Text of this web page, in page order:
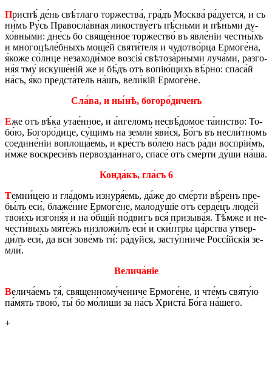
Приспѣ́ де́нь свѣ́т­ла­го тор­же­ства́, гра́дъ Мо­сква́ ра́дует­ся, и съ
ни́мъ Ру́сь Пра­во­сла́в­ная ли­ко­ству́­етъ пѣ́снь­ми и пѣ́нь­ми ду­
хо́в­ны­ми: дне́сь бо свяще́н­ное тор­же­ство́ въ явле́ніи чест­ны́хъ
и мно­го­цѣ­ле́б­ныхъ мо­ще́й святи́­теля и чу­до­тво́р­ца Ер­мо­ге́­на,
я́коже со́лн­це не­за­хо­ди́­мое возсія́ свѣ­то­за́р­ны­ми лу­ча́­ми, раз­го­
ня́я тму́ иску­ше́ній же и бѣ́дъ отъ во­пі­ю́­щихъ вѣ́р­но: спа­са́й
на́съ, я́ко пред­ста́­тель на́шъ, ве­ли́кій Ер­мо­ге́­не.
Сла́­ва, и ны́нѣ, бо­го­ро́­ди­ченъ
Еже отъ вѣ́ка ута­е́н­ное, и а́н­ге­ломъ не­свѣ́­до­мое та́­ин­ство: То­
бо́ю, Бо­го­ро́­ди­це, су́­щимъ на зе­мли́ яви́ся, Бо́гъ въ не­сли́т­номъ
со­е­ди­не́ніи во­пло­ща́­емь, и кре́стъ во́­лею на́съ ра́ди вос­пріи́мъ,
и́мже во­скре­си́въ пер­во­зда́н­на­го, спа­се́ отъ сме́р­ти ду́ши на́ша.
Кон­да́къ, гла́съ 6
Тем­ни́­цею и гла́­домъ изнуря́емь, да́же до сме́р­ти вѣ́­ренъ пре­
бы́лъ еси́, бла­же́н­не Ер­мо­ге́­не, ма­ло­ду́шіе отъ сер­де́цъ лю­де́й
тво­и́хъ изгоня́я и на о́бщій по́­двигъ вся́ при­зы­ва́я. Тѣ́м­же и не­
че­сти́­выхъ мяте́жъ низ­ло­жи́лъ еси́ и ски́птры ца́р­ства утвер­
ди́лъ еси́, да вси́ зо­ве́мъ ти́: ра́дуй­ся, за­сту́п­ни­че Россíйскія зе­
мли́.
Ве­ли­ча́­ніе
Вели­ча́­емъ тя́, священ­но­му́­че­ни­че Ер­мо­ге́­не, и чте́мъ святу́ю
па́мять твою́, ты́ бо мо́­ли­ши за на́съ Хри­ста́ Бо́га на́­ше­го.
+